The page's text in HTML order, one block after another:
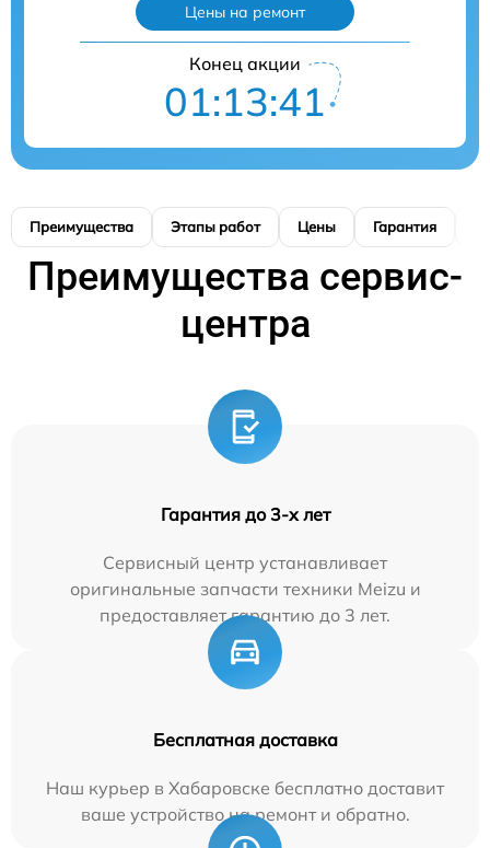
Цены на ремонт
Конец акции
01:13:40
Преимущества Этапы работ Цены Гарантия
Преимущества сервис-
центра
Гарантия до 3-х лет
Сервисный центр устанавливает
оригинальные запчасти техники Meizu и
предоставляет гарантию до 3 лет.
Бесплатная доставка
Наш курьер в Хабаровске бесплатно доставит
ваше устройство на ремонт и обратно.